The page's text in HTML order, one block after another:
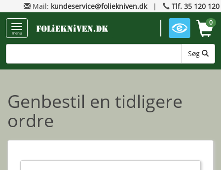
Mail: kundeservice@foliekniven.dk| Tlf. 35 120 120
menu
Søg
0
Genbestil en tidligere
ordre